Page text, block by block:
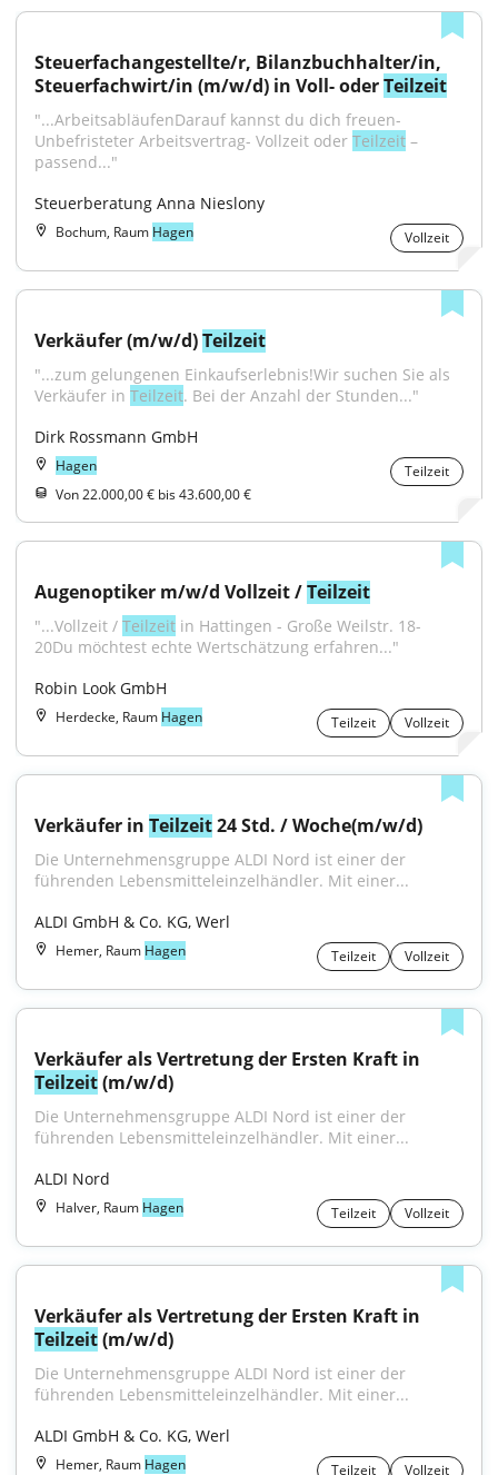
Steuerfachangestellte/r, Bilanzbuchhalter/in,
Steuerfachwirt/in (m/w/d) in Voll- oder Teilzeit
"...ArbeitsabläufenDarauf kannst du dich freuen-
Unbefristeter Arbeitsvertrag- Vollzeit oder Teilzeit –
passend..."
Steuerberatung Anna Nieslony
Bochum, Raum Hagen Vollzeit
Verkäufer (m/w/d) Teilzeit
"...zum gelungenen Einkaufserlebnis!Wir suchen Sie als
Verkäufer in Teilzeit. Bei der Anzahl der Stunden..."
Dirk Rossmann GmbH
Hagen
Teilzeit
Von 22.000,00 € bis 43.600,00 €
Augenoptiker m/w/d Vollzeit / Teilzeit
"...Vollzeit / Teilzeit in Hattingen - Große Weilstr. 18-
20Du möchtest echte Wertschätzung erfahren..."
Robin Look GmbH
Herdecke, Raum Hagen Teilzeit Vollzeit
Verkäufer in Teilzeit 24 Std. / Woche(m/w/d)
Die Unternehmensgruppe ALDI Nord ist einer der
führenden Lebensmitteleinzelhändler. Mit einer...
ALDI GmbH & Co. KG, Werl
Hemer, Raum Hagen Teilzeit Vollzeit
Teilzeit (m/w/d)
Die Unternehmensgruppe ALDI Nord ist einer der
führenden Lebensmitteleinzelhändler. Mit einer...
ALDI Nord
Halver, Raum Hagen Teilzeit Vollzeit
Teilzeit (m/w/d)
Die Unternehmensgruppe ALDI Nord ist einer der
führenden Lebensmitteleinzelhändler. Mit einer...
ALDI GmbH & Co. KG, Werl
Hemer, Raum Hagen Teilzeit Vollzeit